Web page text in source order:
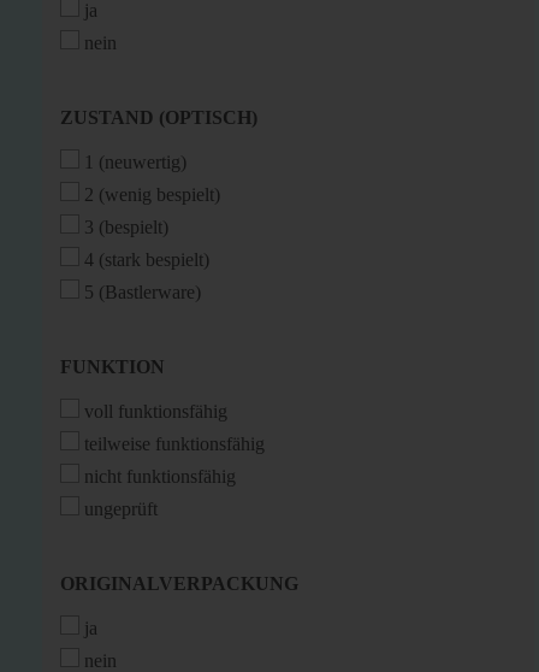
ja
nein
ZUSTAND
ZUSTAND (OPTISCH)
1 (neuwertig)
2 (wenig bespielt)
3 (bespielt)
4 (stark bespielt)
5 (Bastlerware)
FUNKTION
FUNKTION
voll funktionsfähig
teilweise funktionsfähig
nicht funktionsfähig
ungeprüft
ORIGINALVERPACKUNG
ORIGINALVERPACKUNG
ja
nein